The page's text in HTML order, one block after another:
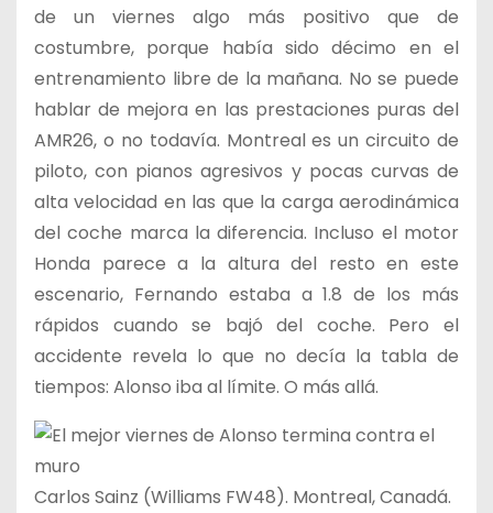
de un viernes algo más positivo que de
costumbre, porque había sido décimo en el
entrenamiento libre de la mañana. No se puede
hablar de mejora en las prestaciones puras del
AMR26, o no todavía. Montreal es un circuito de
piloto, con pianos agresivos y pocas curvas de
alta velocidad en las que la carga aerodinámica
del coche marca la diferencia. Incluso el motor
Honda parece a la altura del resto en este
escenario, Fernando estaba a 1.8 de los más
rápidos cuando se bajó del coche. Pero el
accidente revela lo que no decía la tabla de
tiempos: Alonso iba al límite. O más allá.
Carlos Sainz (Williams FW48). Montreal, Canadá.